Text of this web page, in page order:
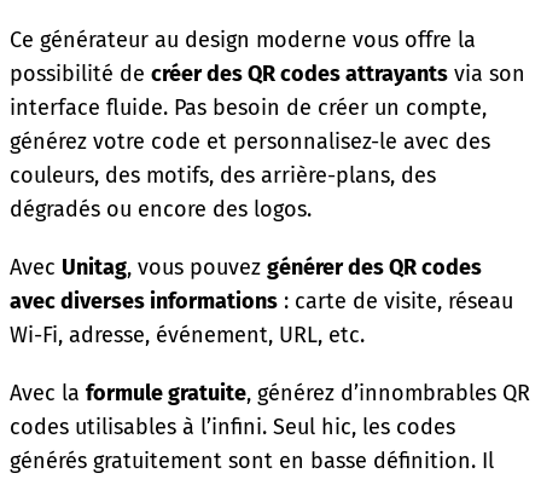
Ce générateur au design moderne vous offre la
possibilité de créer des QR codes attrayants via son
interface fluide. Pas besoin de créer un compte,
générez votre code et personnalisez-le avec des
couleurs, des motifs, des arrière-plans, des
dégradés ou encore des logos.
Avec Unitag, vous pouvez générer des QR codes
avec diverses informations : carte de visite, réseau
Wi-Fi, adresse, événement, URL, etc.
Avec la formule gratuite, générez d’innombrables QR
codes utilisables à l’infini. Seul hic, les codes
générés gratuitement sont en basse définition. Il